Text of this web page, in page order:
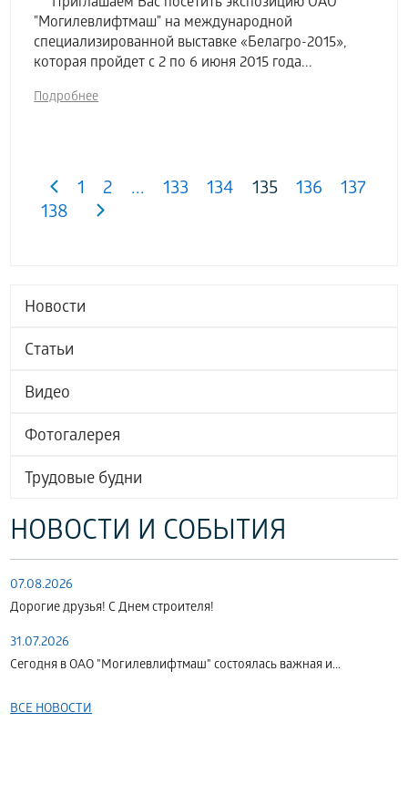
Новости
Статьи
Видео
Фотогалерея
Трудовые будни
НОВОСТИ И СОБЫТИЯ
07.08.2026
Дорогие друзья! С Днем строителя!
31.07.2026
Сегодня в ОАО "Могилевлифтмаш" состоялась важная и...
ВСЕ НОВОСТИ
"Могилевлифтмаш" на международной
специализированной выставке «Белагро-2015»,
которая пройдет с 2 по 6 июня 2015 года...
Подробнее
1 2 ... 133 134 135 136
137
138